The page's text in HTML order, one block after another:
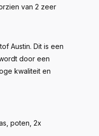
van 2 zeer
Austin. Dit is een
door een
kwaliteit en
poten, 2x